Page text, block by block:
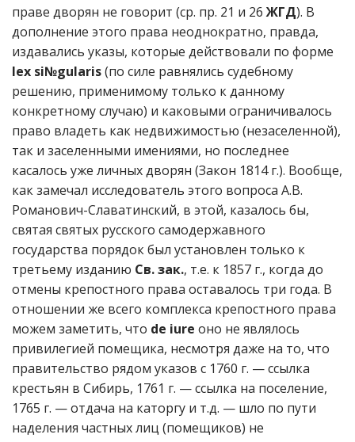
праве дворян не говорит (ср. пр. 21 и 26ЖГД). В
дополнение этого права неоднократно, правда,
издавались указы, которые действовали по форме
lex si№gularis(по силе равнялись судебному
решению, применимому только к данному
конкретному случаю) и каковыми ограничивалось
право владеть как недвижимостью (незаселенной),
так и заселенными имениями, но последнее
касалось уже личных дворян (Закон 1814 г.). Вообще,
как замечал исследователь этого вопроса А.В.
Романович-Славатинский, в этой, казалось бы,
святая святых русского самодержавного
государства порядок был установлен только к
третьему изданию Св. зак., т.е. к 1857 г., когда до
отмены крепостного права оставалось три года. В
отношении же всего комплекса крепостного права
можем заметить, что de iure оно не являлось
привилегией помещика, несмотря даже на то, что
правительство рядом указов с 1760 г. — ссылка
крестьян в Сибирь, 1761 г. — ссылка на поселение,
1765 г. — отдача на каторгу и т.д. — шло по пути
наделения частных лиц (помещиков) не